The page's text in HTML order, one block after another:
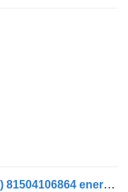
Knorr-Bremse TGS 26.480 (01.07-) 81504106864 energoakumulators paredzēts MAN TGL, TGM, TGS, TGX (2005-2021) vilcēja